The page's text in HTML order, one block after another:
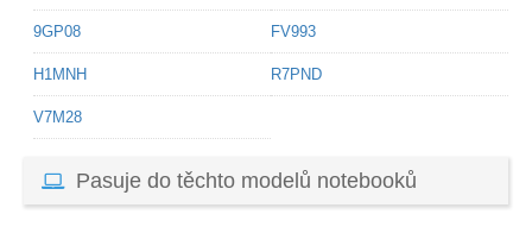
9GP08 FV993
H1MNH R7PND
V7M28
Pasuje do těchto modelů notebooků